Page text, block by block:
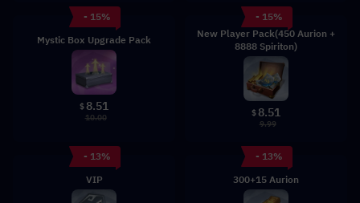
- 15%
Mystic Box Upgrade Pack
$ 8.51
10.00
- 15%
New Player Pack(450 Aurion +
8888 Spiriton)
$ 8.51
9.99
- 13%
VIP
- 13%
300+15 Aurion